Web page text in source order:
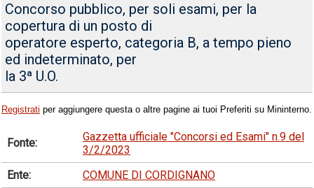
Concorso pubblico, per soli esami, per la
copertura di un posto di
operatore esperto, categoria B, a tempo pieno
ed indeterminato, per
la 3ª U.O.
Registrati per aggiungere questa o altre pagine ai tuoi Preferiti su Mininterno.
Fonte:
Gazzetta ufficiale "Concorsi ed Esami" n.9 del
3/2/2023
Ente:
COMUNE DI CORDIGNANO